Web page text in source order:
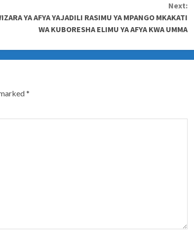
Next:
YA AFYA YAJADILI RASIMU YA MPANGO MKAKATI
WA KUBORESHA ELIMU YA AFYA KWA UMMA
*